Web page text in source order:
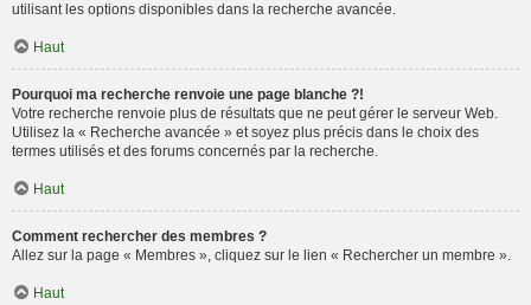
utilisant les options disponibles dans la recherche avancée.
Haut
Pourquoi ma recherche renvoie une page blanche ?!
Votre recherche renvoie plus de résultats que ne peut gérer le serveur Web.
Utilisez la « Recherche avancée » et soyez plus précis dans le choix des
termes utilisés et des forums concernés par la recherche.
Haut
Comment rechercher des membres ?
Allez sur la page « Membres », cliquez sur le lien « Rechercher un membre ».
Haut